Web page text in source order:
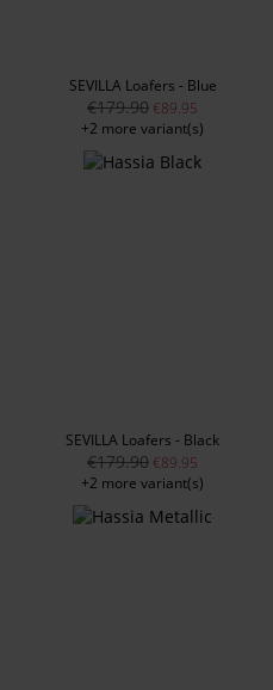
SEVILLA Loafers - Blue
€179.90 €89.95
+2 more variant(s)
SEVILLA Loafers - Black
€179.90 €89.95
+2 more variant(s)